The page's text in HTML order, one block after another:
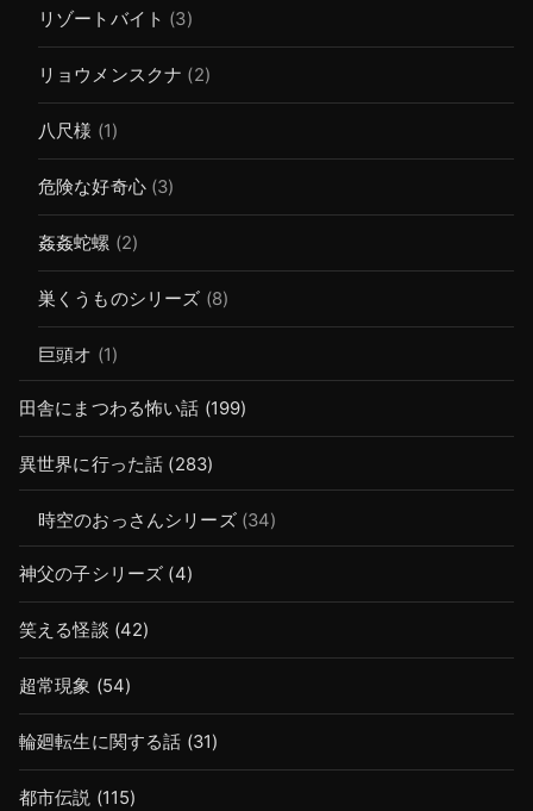
リゾートバイト (3)
リョウメンスクナ (2)
八尺様 (1)
危険な好奇心(3)
姦姦蛇螺 (2)
巣くうものシリーズ (8)
巨頭オ (1)
田舎にまつわる怖い話 (199)
異世界に行った話 (283)
時空のおっさんシリーズ(34)
神父の子シリーズ (4)
笑える怪談 (42)
超常現象 (54)
輪廻転生に関する話 (31)
都市伝説 (115)